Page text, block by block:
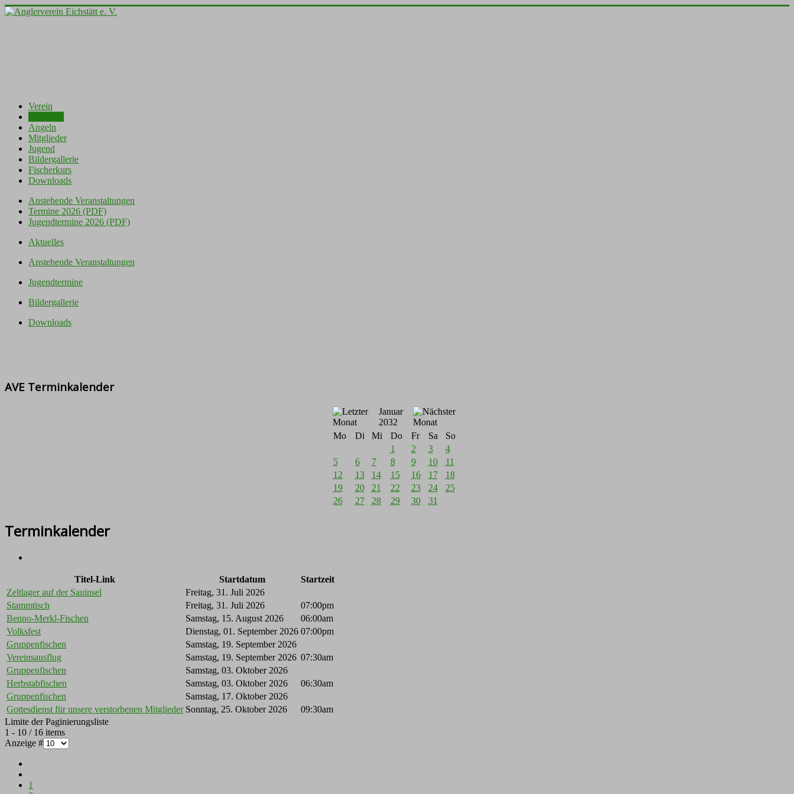
Verein
Angeln
Mitglieder
Jugend
Bildergallerie
Fischerkurs
Downloads
Anstehende Veranstaltungen
Termine 2026 (PDF)
Jugendtermine 2026 (PDF)
Aktuelles
Anstehende Veranstaltungen
Jugendtermine
Bildergallerie
Downloads
AVE Terminkalender
Januar
2032
Mo
Di Mi Do Fr Sa
So
1
2 3
4
5
6 7 8 9 10
11
12
13 14 15 16 17
18
19
20 21 22 23 24
25
26
27 28 29 30 31
Terminkalender
Titel-Link Startdatum
Startzeit
Zeltlager auf der Sauinsel
Freitag, 31. Juli 2026
Stammtisch
Freitag, 31. Juli 2026
07:00pm
Benno-Merkl-Fischen
Samstag, 15. August 2026
06:00am
Volksfest
Dienstag, 01. September 2026 07:00pm
Gruppenfischen
Samstag, 19. September 2026
Vereinsausflug
Samstag, 19. September 2026 07:30am
Gruppenfischen
Samstag, 03. Oktober 2026
Herbstabfischen
Samstag, 03. Oktober 2026
06:30am
Gruppenfischen
Samstag, 17. Oktober 2026
Gottesdienst für unsere verstorbenen Mitglieder Sonntag, 25. Oktober 2026
09:30am
Limite der Paginierungsliste
1 - 10 / 16 items
Anzeige #
1